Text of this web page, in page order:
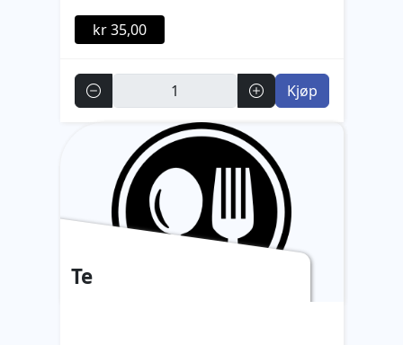
kr 35,00
Antall Kjøp
Te